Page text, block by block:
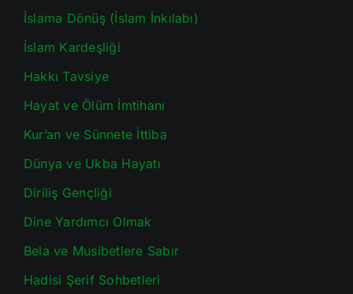
İslama Dönüş (İslam İnkılabı)
İslam Kardeşliği
Hakkı Tavsiye
Hayat ve Ölüm İmtihanı
Kur’an ve Sünnete İttiba
Dünya ve Ukba Hayatı
Diriliş Gençliği
Dine Yardımcı Olmak
Bela ve Musibetlere Sabır
Hadisi Şerif Sohbetleri